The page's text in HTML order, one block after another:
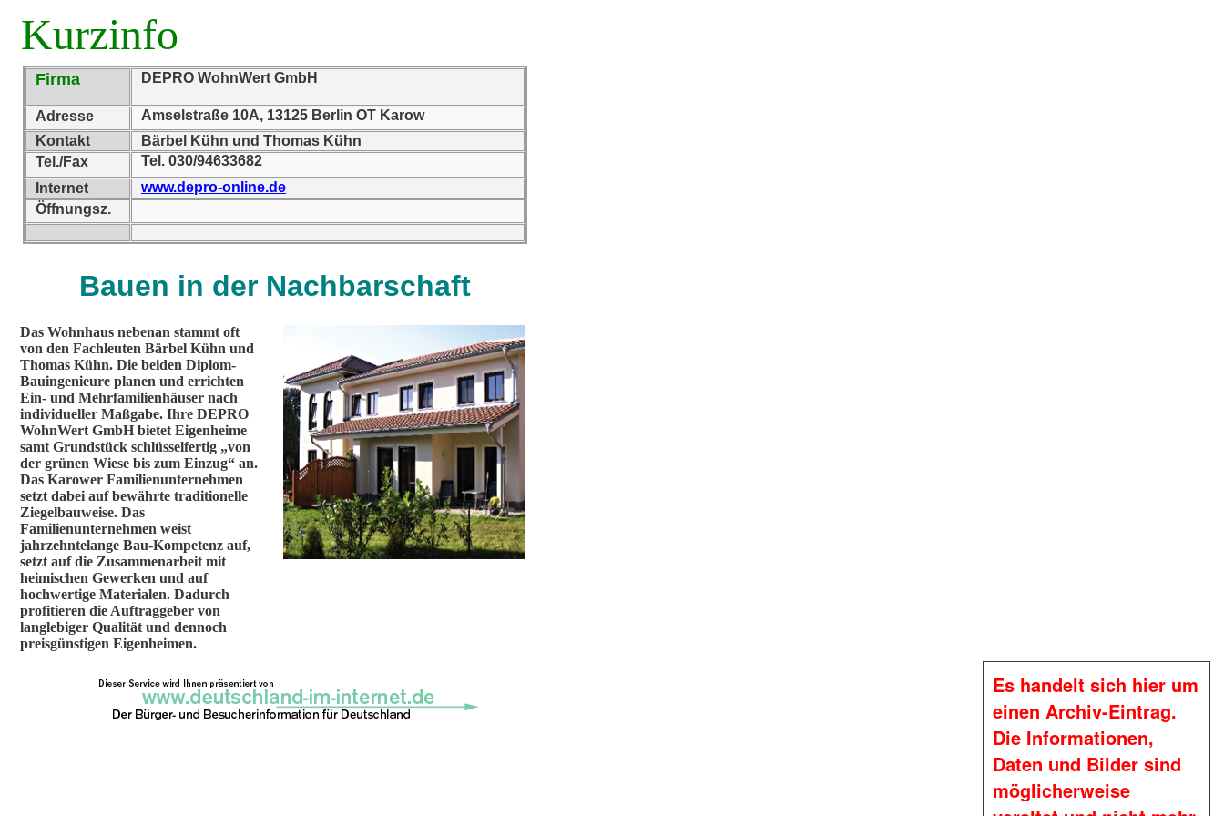
Kurzinfo
Firma DEPRO WohnWert GmbH
Adresse
Amselstraße 10A, 13125 Berlin OT Karow
Kontakt
Bärbel Kühn und Thomas Kühn
Tel./Fax
Tel. 030/94633682
Internet
www.depro-online.de
Öffnungsz.
Bauen in der Nachbarschaft
Das Wohnhaus nebenan stammt oft
von den Fachleuten Bärbel Kühn und
Thomas Kühn. Die beiden Diplom-
Bauingenieure planen und errichten
Ein- und Mehrfamilienhäuser nach
individueller Maßgabe. Ihre DEPRO
WohnWert GmbH bietet Eigenheime
samt Grundstück schlüsselfertig „von
der grünen Wiese bis zum Einzug“ an.
Das Karower Familienunternehmen
setzt dabei auf bewährte traditionelle
Ziegelbauweise. Das
Familienunternehmen weist
jahrzehntelange Bau-Kompetenz auf,
setzt auf die Zusammenarbeit mit
heimischen Gewerken und auf
hochwertige Materialen. Dadurch
profitieren die Auftraggeber von
langlebiger Qualität und dennoch
preisgünstigen Eigenheimen.
Es handelt sich hier um
einen Archiv-Eintrag.
Die Informationen,
Daten und Bilder sind
möglicherweise